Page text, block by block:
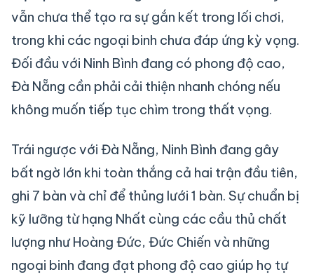
vẫn chưa thể tạo ra sự gắn kết trong lối chơi,
trong khi các ngoại binh chưa đáp ứng kỳ vọng.
Đối đầu với Ninh Bình đang có phong độ cao,
Đà Nẵng cần phải cải thiện nhanh chóng nếu
không muốn tiếp tục chìm trong thất vọng.
Trái ngược với Đà Nẵng, Ninh Bình đang gây
bất ngờ lớn khi toàn thắng cả hai trận đầu tiên,
ghi 7 bàn và chỉ để thủng lưới 1 bàn. Sự chuẩn bị
kỹ lưỡng từ hạng Nhất cùng các cầu thủ chất
lượng như Hoàng Đức, Đức Chiến và những
ngoại binh đang đạt phong độ cao giúp họ tự